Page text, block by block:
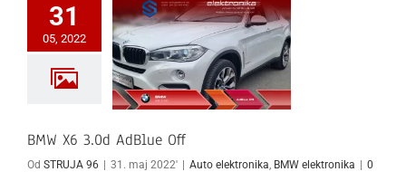
31
05, 2022
elektronika
BMW X6 3.0d AdBlue Off
Od STRUJA 96 | 31. maj 2022' | Auto elektronika BMW elektronika | 0